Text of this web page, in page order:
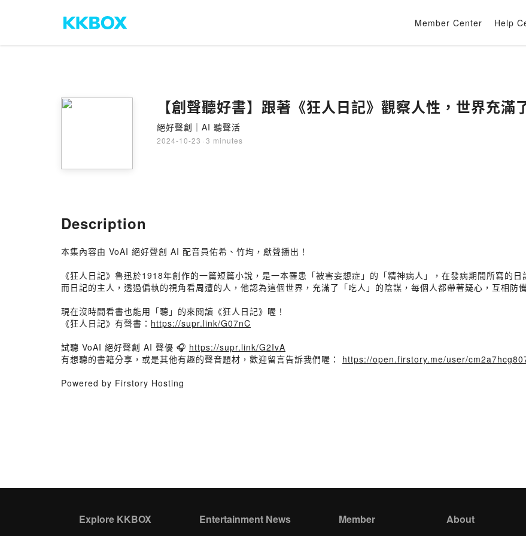
Member Center Help
【創聲聽好書】跟著《狂人日記》觀察人性，世界充滿
絕好聲創｜AI 聽聲活
2024-10-23 · 3 minutes
Description
本集內容由 VoAI 絕好聲創 AI 配音員佑希、竹均，獻聲播出！
《狂人日記》魯迅於1918年創作的一篇短篇小說，是一本罹患「被害妄想症」的「精神病人」，在發病期間所寫的日
而日記的主人，透過偏執的視角看周遭的人，他認為這個世界，充滿了「吃人」的陰謀，每個人都帶著疑心，互相防
現在沒時間看書也能用「聽」的來閱讀《狂人日記》喔！
《狂人日記》有聲書： https://supr.link/G07nC
試聽 VoAI 絕好聲創 AI 聲優 🎧 https://supr.link/G2IvA
有想聽的書籍分享，或是其他有趣的聲音題材，歡迎留言告訴我們喔： https://open.firstory.me/user/
Powered by Firstory Hosting
Explore KKBOX Entertainment News Member About